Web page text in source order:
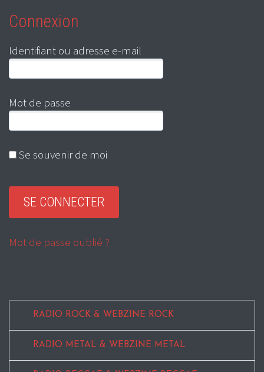
Connexion
Identifiant ou adresse e-mail
Mot de passe
Se souvenir de moi
Mot de passe oublié ?
RADIO ROCK & WEBZINE ROCK
RADIO METAL & WEBZINE METAL